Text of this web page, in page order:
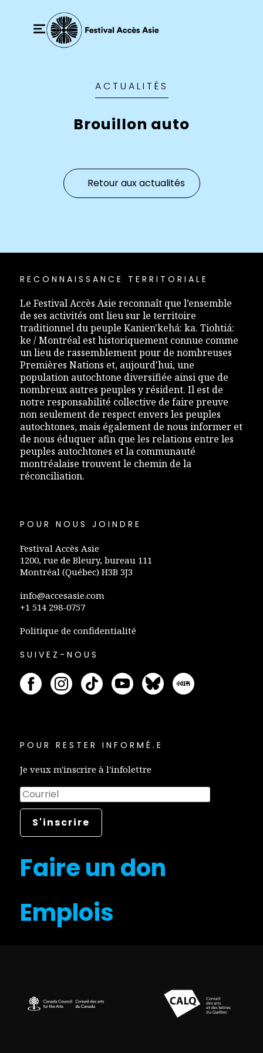
ACTUALITÉS
Brouillon auto
Retour aux actualités
RECONNAISSANCE TERRITORIALE
Le Festival Accès Asie reconnaît que l’ensemble
de ses activités ont lieu sur le territoire
traditionnel du peuple Kanien'kehá: ka. Tiohtiá:
ke / Montréal est historiquement connue comme
un lieu de rassemblement pour de nombreuses
Premières Nations et, aujourd'hui, une
population autochtone diversifiée ainsi que de
nombreux autres peuples y résident. Il est de
notre responsabilité collective de faire preuve
non seulement de respect envers les peuples
autochtones, mais également de nous informer et
de nous éduquer afin que les relations entre les
peuples autochtones et la communauté
montréalaise trouvent le chemin de la
réconciliation.
POUR NOUS JOINDRE
Festival Accès Asie
1200, rue de Bleury, bureau 111
Montréal (Québec) H3B 3J3
info@accesasie.com
+1 514 298-0757
Politique de confidentialité
SUIVEZ-NOUS
POUR RESTER INFORMÉ.E
Je veux m'inscrire à l'infolettre
Faire un don
Emplois